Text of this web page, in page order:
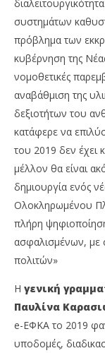
συστημάτων
πρόβλημα των
κυβέρνηση της
νομοθετικές
αναβάθμιση της
δεξιοτήτων του
κατάφερε να
του 2019 δεν έχει
μέλλον θα είναι
δημιουργία ενός
Ολοκληρωμένου
πλήρη
ασφαλισμένων, με
πολιτών»
Η γενική
Παυλίνα
e-ΕΦΚΑ το 2019
υποδομές,